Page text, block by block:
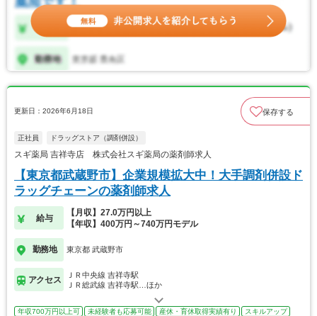
更新日：2026年6月18日 保存する
正社員 ドラッグストア（調剤併設）
スギ薬局 吉祥寺店 株式会社スギ薬局の薬剤師求人
【東京都武蔵野市】企業規模拡大中！大手調剤併設ド
ラッグチェーンの薬剤師求人
給与
【月収】27.0万円以上
【年収】400万円～740万円モデル
勤務地 東京都 武蔵野市
アクセス
ＪＲ中央線 吉祥寺駅
ＪＲ総武線 吉祥寺駅…ほか
年収700万円以上可 未経験者も応募可能 産休・育休取得実績有り
スキルアップ